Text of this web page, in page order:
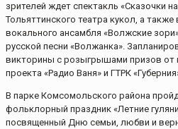
зрителей ждет спектакль «Сказочки
Тольяттинского театра кукол, а
вокального ансамбля «Волжские
русской песни «Волжанка».
викторины с розыгрышами призов от
проекта «Радио Ваня» и ГТРК
В парке Комсомольского района
фольклорный праздник «Летние
посвященный Дню семьи, любви и